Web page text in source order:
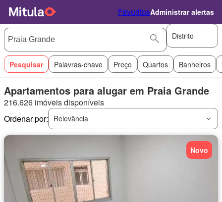
FavoritosAdministrar alertas
Distrito
Pesquisar Palavras-chave Preço Quartos Banheiros
Apartamentos para alugar em Praia Grande
216.626 imóveis disponíveis
Ordenar por:
Relevância
Novo